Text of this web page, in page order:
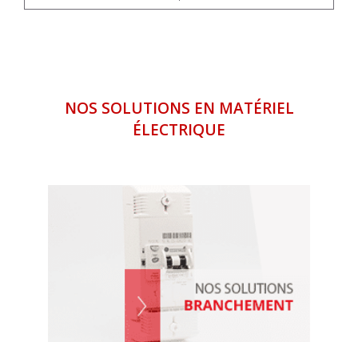
NOS SOLUTIONS EN MATÉRIEL
ÉLECTRIQUE